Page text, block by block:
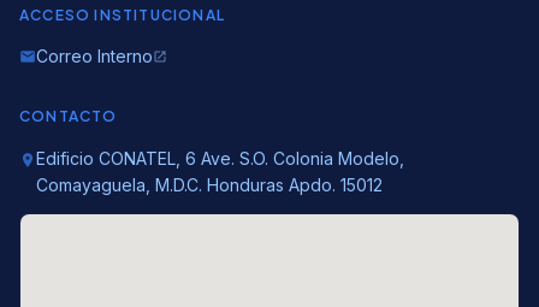
ACCESO INSTITUCIONAL
emailCorreo Internoopen_in_new
CONTACTO
location_on Edificio CONATEL, 6 Ave. S.O. Colonia Modelo,
Comayaguela, M.D.C. Honduras Apdo. 15012